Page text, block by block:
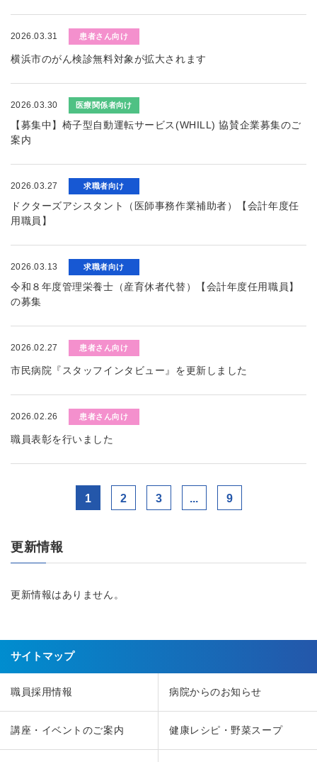
2026.03.31 患者さん向け
横浜市のがん検診無料対象が拡大されます
2026.03.30 医療関係者向け
【募集中】椅子型自動運転サービス(WHILL) 協賛企業募集のご
案内
2026.03.27 求職者向け
ドクターズアシスタント（医師事務作業補助者）【会計年度任
用職員】
2026.03.13 求職者向け
令和８年度管理栄養士（産育休者代替）【会計年度任用職員】
の募集
2026.02.27 患者さん向け
市民病院『スタッフインタビュー』を更新しました
2026.02.26 患者さん向け
職員表彰を行いました
1 2 3 ... 9
更新情報
更新情報はありません。
サイトマップ
職員採用情報 病院からのお知らせ
講座・イベントのご案内 健康レシピ・野菜スープ